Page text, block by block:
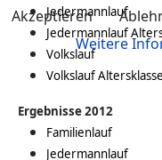
Jedermannlauf
Jedermannlauf
Volkslauf
Volkslauf
Ergebnisse 2012
Familienlauf
Jedermannlauf
Akzeptieren
Weitere